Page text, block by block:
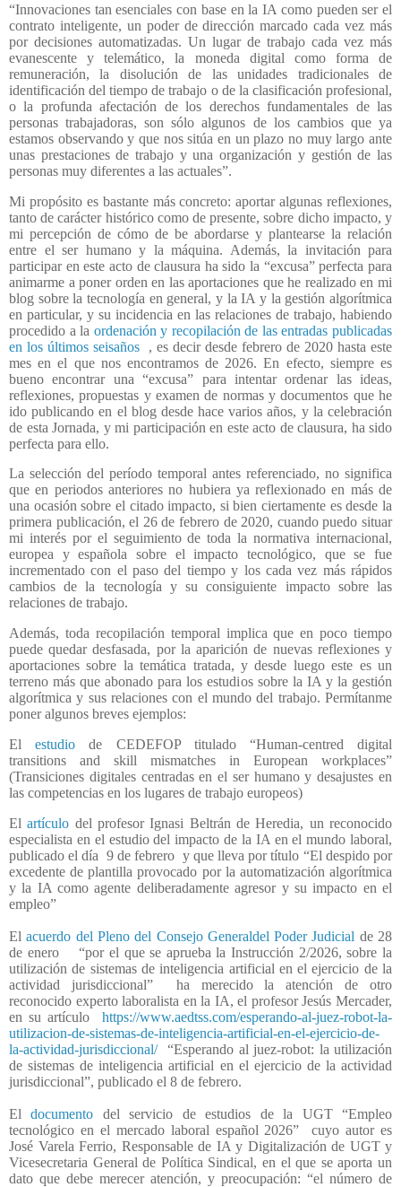
“Innovaciones tan esenciales con base en la IA como pueden ser el
contrato inteligente, un poder de dirección marcado cada vez más
por decisiones automatizadas. Un lugar de trabajo cada vez más
evanescente y telemático, la moneda digital como forma de
remuneración, la disolución de las unidades tradicionales de
identificación del tiempo de trabajo o de la clasificación profesional,
o la profunda afectación de los derechos fundamentales de las
personas trabajadoras, son sólo algunos de los cambios que ya
estamos observando y que nos sitúa en un plazo no muy largo ante
unas prestaciones de trabajo y una organización y gestión de las
personas muy diferentes a las actuales”.
Mi propósito es bastante más concreto: aportar algunas reflexiones,
tanto de carácter histórico como de presente, sobre dicho impacto, y
mi percepción de cómo de be abordarse y plantearse la relación
entre el ser humano y la máquina. Además, la invitación para
participar en este acto de clausura ha sido la “excusa” perfecta para
animarme a poner orden en las aportaciones que he realizado en mi
blog sobre la tecnología en general, y la IA y la gestión algorítmica
en particular, y su incidencia en las relaciones de trabajo, habiendo
procedido a la ordenación y recopilación de las entradas publicadas
en los últimos seisaños
, es decir desde febrero de 2020 hasta este
mes en el que nos encontramos de 2026. En efecto, siempre es
bueno encontrar una “excusa” para intentar ordenar las ideas,
reflexiones, propuestas y examen de normas y documentos que he
ido publicando en el blog desde hace varios años, y la celebración
de esta Jornada, y mi participación en este acto de clausura, ha sido
perfecta para ello.
La selección del período temporal antes referenciado, no significa
que en periodos anteriores no hubiera ya reflexionado en más de
una ocasión sobre el citado impacto, si bien ciertamente es desde la
primera publicación, el 26 de febrero de 2020, cuando puedo situar
mi interés por el seguimiento de toda la normativa internacional,
europea y española sobre el impacto tecnológico, que se fue
incrementado con el paso del tiempo y los cada vez más rápidos
cambios de la tecnología y su consiguiente impacto sobre las
relaciones de trabajo.
Además, toda recopilación temporal implica que en poco tiempo
puede quedar desfasada, por la aparición de nuevas reflexiones y
aportaciones sobre la temática tratada, y desde luego este es un
terreno más que abonado para los estudios sobre la IA y la gestión
algorítmica y sus relaciones con el mundo del trabajo. Permítanme
poner algunos breves ejemplos:
Elestudio de CEDEFOP titulado “Human-centred digital
transitions and skill mismatches in European workplaces”
(Transiciones digitales centradas en el ser humano y desajustes en
las competencias en los lugares de trabajo europeos)
Elartículo del profesor Ignasi Beltrán de Heredia, un reconocido
especialista en el estudio del impacto de la IA en el mundo laboral,
publicado el día 9 de febrero y que lleva por título “El despido por
excedente de plantilla provocado por la automatización algorítmica
y la IA como agente deliberadamente agresor y su impacto en el
empleo”
Elacuerdo del Pleno del Consejo Generaldel Poder Judicial de 28
de enero
“por el que se aprueba la Instrucción 2/2026, sobre la
utilización de sistemas de inteligencia artificial en el ejercicio de la
actividad jurisdiccional”
ha merecido la atención de otro
reconocido experto laboralista en la IA, el profesor Jesús Mercader,
en su artículo
https://www.aedtss.com/esperando-al-juez-robot-la-
utilizacion-de-sistemas-de-inteligencia-artificial-en-el-ejercicio-de-
la-actividad-jurisdiccional/
“Esperando al juez-robot: la utilización
de sistemas de inteligencia artificial en el ejercicio de la actividad
jurisdiccional”, publicado el 8 de febrero.
Eldocumento del servicio de estudios de la UGT “Empleo
tecnológico en el mercado laboral español 2026”
cuyo autor es
José Varela Ferrio, Responsable de IA y Digitalización de UGT y
Vicesecretaria General de Política Sindical, en el que se aporta un
dato que debe merecer atención, y preocupación: “el número de